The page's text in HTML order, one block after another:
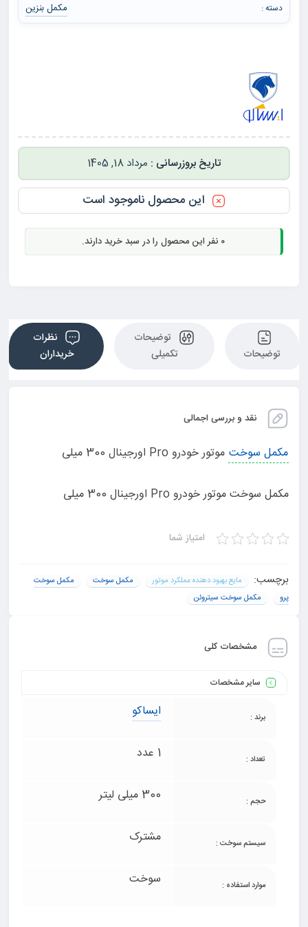
دسته :
مکمل بنزین
مرداد 18, 1405
این محصول ناموجود است
0 نفر این محصول را در سبد خرید دارند.
توضیحات
توضیحات
تکمیلی
نظرات
خریداران
نقد و بررسی اجمالی
مکمل سوخت موتور خودرو Pro اورجینال 300 میلی
مکمل سوخت موتور خودرو Pro اورجینال 300 میلی
امتیاز شما
برچسب: مایع بهبود دهنده عملکرد موتور مکمل سوخت
مکمل سوخت
پرو
مکمل سوخت سیتروئن
مشخصات کلی
سایر مشخصات
برند : ایساکو
تعداد : 1 عدد
حجم : 300 میلی لیتر
سیستم سوخت : مشترک
موارد استفاده : سوخت